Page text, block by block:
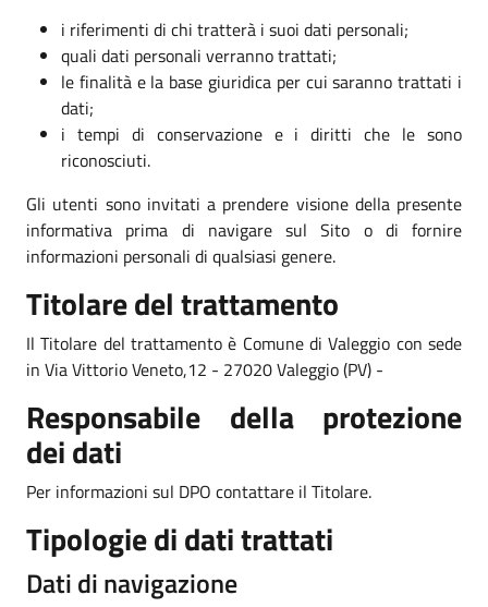
i riferimenti di chi tratterà i suoi dati personali;
quali dati personali verranno trattati;
le finalità e la base giuridica per cui saranno trattati i
dati;
i tempi di conservazione e i diritti che le sono
riconosciuti.
Gli utenti sono invitati a prendere visione della presente
informativa prima di navigare sul Sito o di fornire
informazioni personali di qualsiasi genere.
Titolare del trattamento
Il Titolare del trattamento è Comune di Valeggio con sede
in Via Vittorio Veneto,12 - 27020 Valeggio (PV) -
Responsabile della protezione
dei dati
Per informazioni sul DPO contattare il Titolare.
Tipologie di dati trattati
Dati di navigazione